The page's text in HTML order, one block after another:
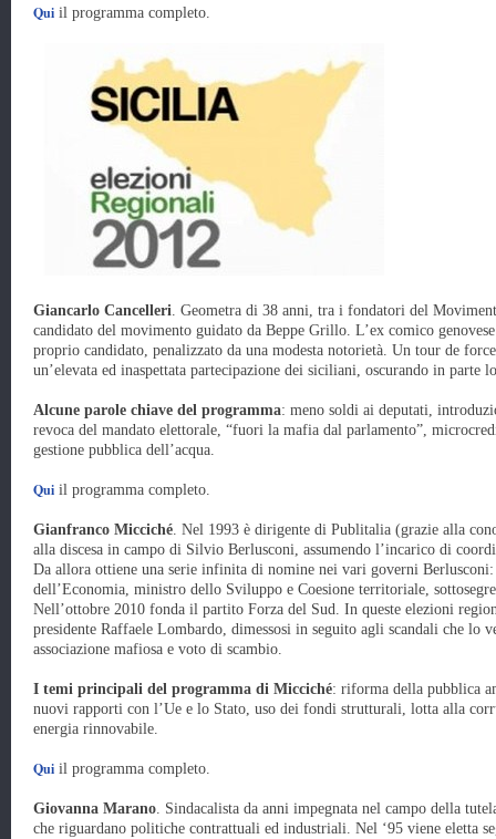
Qui il programma completo.
Giancarlo Cancelleri. Geometra di 38 anni, tra i fondatori del
candidato del movimento guidato da Beppe Grillo. L’ex comico
proprio candidato, penalizzato da una modesta notorietà. Un tour de
un’elevata ed inaspettata partecipazione dei siciliani, oscurando in parte
Alcune parole chiave del programma: meno soldi ai deputati,
revoca del mandato elettorale, “fuori la mafia dal parlamento”,
gestione pubblica dell’acqua.
Qui il programma completo.
Gianfranco Micciché. Nel 1993 è dirigente di Publitalia (grazie alla
alla discesa in campo di Silvio Berlusconi, assumendo l’incarico di
Da allora ottiene una serie infinita di nomine nei vari governi
dell’Economia, ministro dello Sviluppo e Coesione territoriale,
Nell’ottobre 2010 fonda il partito Forza del Sud. In queste elezioni
presidente Raffaele Lombardo, dimessosi in seguito agli scandali che lo
associazione mafiosa e voto di scambio.
I temi principali del programma di Micciché: riforma della pubblica
nuovi rapporti con l’Ue e lo Stato, uso dei fondi strutturali, lotta alla
energia rinnovabile.
Qui il programma completo.
Giovanna Marano. Sindacalista da anni impegnata nel campo della
che riguardano politiche contrattuali ed industriali. Nel ‘95 viene eletta